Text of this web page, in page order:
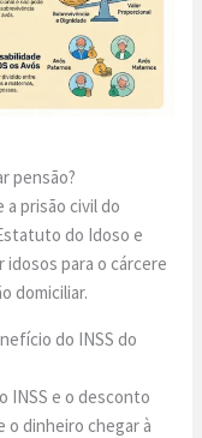
pensão?
a prisão civil do
do Idoso e
idosos para o cárcere
domiciliar.
do INSS do
INSS e o desconto
o dinheiro chegar à